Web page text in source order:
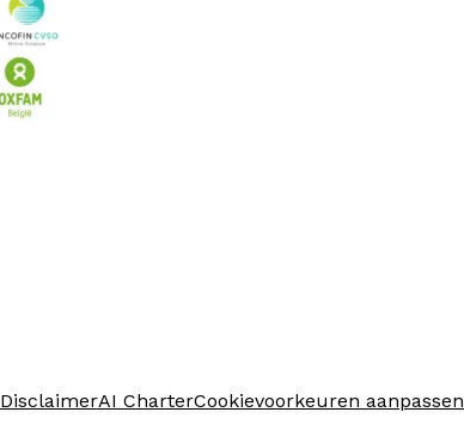
DisclaimerAI CharterCookievoorkeuren aanpassen